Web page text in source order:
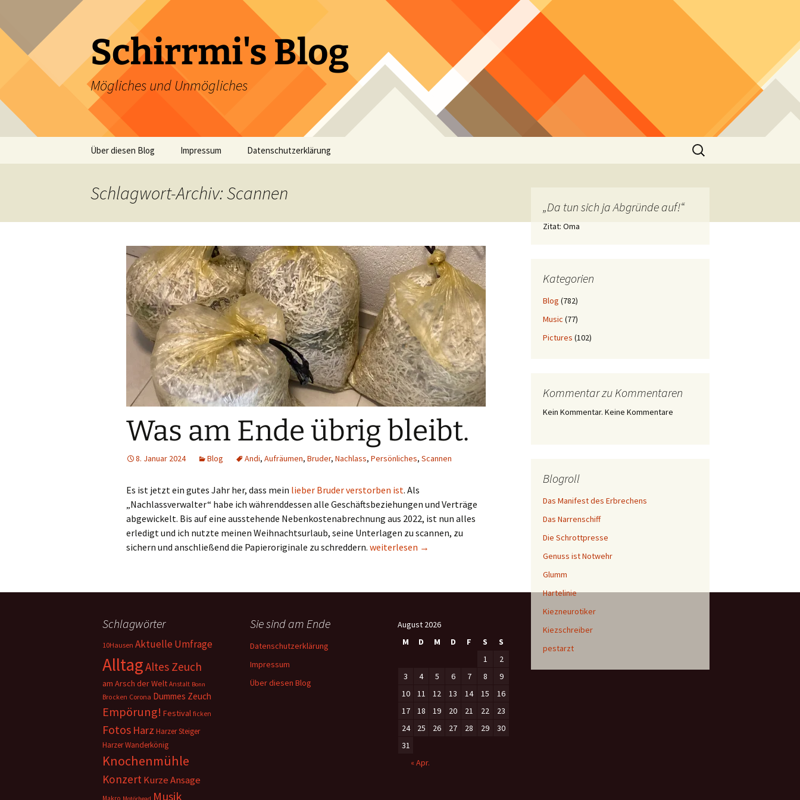
springen
Schirrmi's Blog
Mögliches und Unmögliches
Über diesen Blog Impressum Datenschutzerklärung
Suchen
nach:
Schlagwort-Archiv: Scannen
Was am Ende übrig bleibt.
8. Januar 2024 Blog Andi, Aufräumen, Bruder, Nachlass, Persönliches, Scannen
Es ist jetzt ein gutes Jahr her, dass mein lieber Bruder verstorben ist. Als
„Nachlassverwalter“ habe ich währenddessen alle Geschäftsbeziehungen und Verträge
abgewickelt. Bis auf eine ausstehende Nebenkostenabrechnung aus 2022, ist nun alles
erledigt und ich nutzte meinen Weihnachtsurlaub, seine Unterlagen zu scannen, zu
sichern und anschließend die Papieroriginale zu schreddern. Was am Ende übrig bleibt.
weiterlesen →
„Da tun sich ja Abgründe auf!“
Zitat: Oma
Kategorien
Blog (782)
Music (77)
Pictures (102)
Kommentar zu Kommentaren
Kein Kommentar. Keine Kommentare
Blogroll
Das Manifest des Erbrechens
Das Narrenschiff
Die Schrottpresse
Genuss ist Notwehr
Glumm
Hartelinie
Kiezneurotiker
Kiezschreiber
pestarzt
Schlagwörter
10Hausen Aktuelle Umfrage
AlltagAltes Zeuch
am Arsch der Welt Anstalt Bonn
Brocken Corona Dummes Zeuch
Empörung! Festival ficken
Fotos Harz Harzer Steiger
Harzer Wanderkönig
Knochenmühle
KonzertKurze Ansage
Makro Musik
Sie sind am Ende
Datenschutzerklärung
Impressum
Über diesen Blog
August 2026
M
D M D F S
S
1
2
3
4 5 6 7 8
9
10
11 12 13 14 15
16
17
18 19 20 21 22
23
24
25 26 27 28 29
30
31
« Apr.